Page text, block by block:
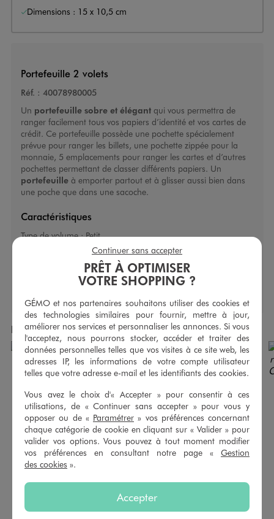
Dimensions : 15 x 10,5 cm
Portefeuille 2 volets
Réf. : 40078980005
Un portefeuille sobre et élégantqui vous permettra de
ranger facilement tous vos papiers d’identité et vos cartes de
crédit. Ce portefeuille possède une pochette spécialement
prévue pour ranger les billets, une pochette zippée pour la
monnaie, 5 emplacements pour ranger les cartes et d’autres
pochettes permettant de classer différents papiers. Un
portefeuilleà emporter partout et à glisser aussi bien dans
une poche que dans une sacoche.
Caractéristiques
Type de volume :Petit
Dimension accessoire :10 x 14,5 cm
Nombre de poches intérieures :
Produits achetés ensemble
Short en jean coupe large fendu sur les côtés femme Mules à larges brides ont toile femme - 5 Miles
PRÊT À OPTIMISER
VOTRE SHOPPING ?
GÉMO et nos partenaires souhaitons utiliser des cookies et
des technologies similaires pour fournir, mettre à jour,
améliorer nos services et personnaliser les annonces. Si vous
l'acceptez, nous pourrons stocker, accéder et traiter des
données personnelles telles que vos visites à ce site web, les
adresses IP, les informations de votre compte utilisateur
telles que votre adresse e-mail et les identifiants des cookies.
Vous avez le choix d'« Accepter » pour consentir à ces
utilisations, de « Continuer sans accepter » pour vous y
opposer ou de « Paramétrer » vos préférences concernant
chaque catégorie de cookie en cliquant sur « Valider » pour
valider vos options. Vous pouvez à tout moment modifier
vos préférences en consultant notre page « Gestion
des cookies ».
Accepter
Continuer sans accepter